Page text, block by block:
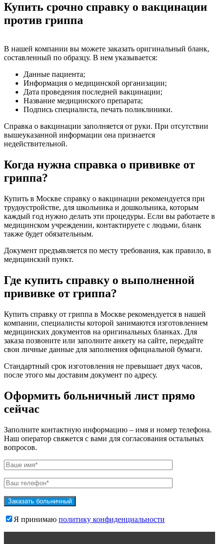
Купить срочно справку о вакцинации
против гриппа
В нашей компании вы можете заказать оригинальный бланк,
составленный по образцу. В нем указывается:
Данные пациента;
Информация о медицинской организации;
Дата проведения последней вакцинации;
Название медицинского препарата;
Подпись специалиста, печать поликлиники.
Справка о вакцинации заполняется от руки. При отсутствии
вышеуказанной информации она признается
недействительной.
Когда нужна справка о прививке от
гриппа?
Купить в Москве справку о вакцинации рекомендуется при
трудоустройстве, для школьника и дошкольника, которым
каждый год нужно делать эти процедуры. Если вы работаете в
медицинском учреждении, контактируете с людьми, бланк
также будет обязательным.
Документ предъявляется по месту требования, как правило, в
медицинский пункт.
Где купить справку о выполненной
прививке от гриппа?
Купить справку от гриппа в Москве рекомендуется в нашей
компании, специалисты которой занимаются изготовлением
медицинских документов на оригинальных бланках. Для
заказа позвоните или заполните анкету на сайте, передайте
свои личные данные для заполнения официальной бумаги.
Стандартный срок изготовления не превышает двух часов,
после этого мы доставим документ по адресу.
Оформить больничный лист прямо
сейчас
Заполните контактную информацию – имя и номер телефона.
Наш оператор свяжется с вами для согласования остальных
вопросов.
Я принимаю политику конфиденциальности